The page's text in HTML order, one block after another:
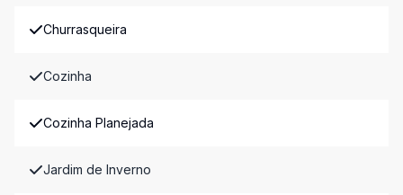
Churrasqueira
Cozinha
Cozinha Planejada
Jardim de Inverno